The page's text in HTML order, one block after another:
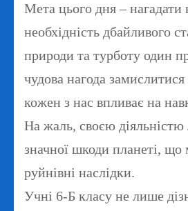
Мета цього дня –
необхідність дбайливого
природи та турботу один
чудова нагода
кожен з нас впливає на
На жаль, своєю діяльністю
значної шкоди планеті,
руйнівні наслідки.
Учні 6-Б класу не лише